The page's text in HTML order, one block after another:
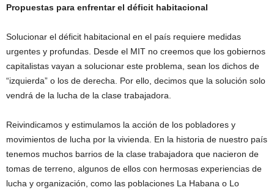
Propuestas para enfrentar el déficit habitacional
Solucionar el déficit habitacional en el país requiere medidas
urgentes y profundas. Desde el MIT no creemos que los gobiernos
capitalistas vayan a solucionar este problema, sean los dichos de
“izquierda” o los de derecha. Por ello, decimos que la solución solo
vendrá de la lucha de la clase trabajadora.
Reivindicamos y estimulamos la acción de los pobladores y
movimientos de lucha por la vivienda. En la historia de nuestro país
tenemos muchos barrios de la clase trabajadora que nacieron de
tomas de terreno, algunos de ellos con hermosas experiencias de
lucha y organización, como las poblaciones La Habana o Lo